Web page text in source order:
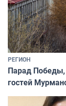
РЕГИОН
Парад
гостей